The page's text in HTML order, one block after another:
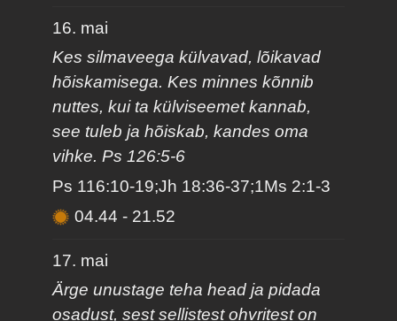
16. mai
Kes silmaveega külvavad, lõikavad
hõiskamisega. Kes minnes kõnnib
nuttes, kui ta külviseemet kannab,
see tuleb ja hõiskab, kandes oma
vihke. Ps 126:5-6
Ps 116:10-19;Jh 18:36-37;1Ms 2:1-3
04.44- 21.52
17. mai
Ärge unustage teha head ja pidada
osadust, sest sellistest ohvritest on